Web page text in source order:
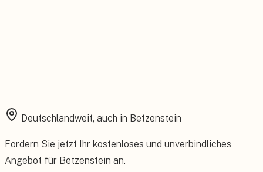
Deutschlandweit, auch in Betzenstein
Fordern Sie jetzt Ihr kostenloses und unverbindliches
Angebot für Betzenstein an.